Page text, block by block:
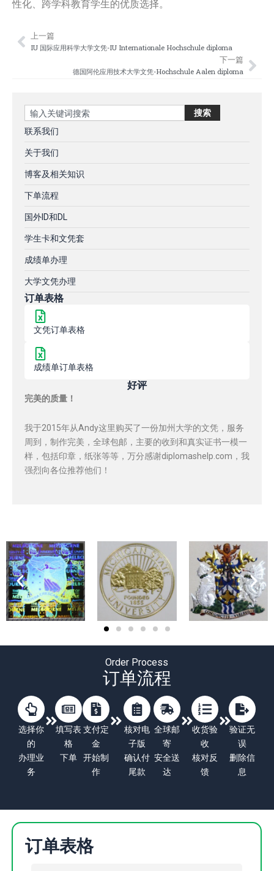
性化、跨学科教育学生的优质选择。
Prev
上一篇
IU 国际应用科学大学文凭-IU Internationale Hochschule diploma
下一篇
德国阿伦应用技术大学文凭-Hochschule Aalen diploma
Search 搜索
联系我们
关于我们
博客及相关知识
下单流程
国外ID和DL
学生卡和文凭套
成绩单办理
大学文凭办理
订单表格
文凭订单表格
成绩单订单表格
好评
完美的质量！
我于2015年从Andy这里购买了一份加州大学的文凭，服务
周到，制作完美，全球包邮，主要的收到和真实证书一模一
样，包括印章，纸张等等，万分感谢diplomashelp.com，我
强烈向各位推荐他们！
Order Process
订单流程
选择你
的
办理业
务
填写表
格
下单
支付定
金
开始制
作
核对电
子版
确认付
尾款
全球邮
寄
安全送
达
收货验
收
核对反
馈
验证无
误
删除信
息
订单表格